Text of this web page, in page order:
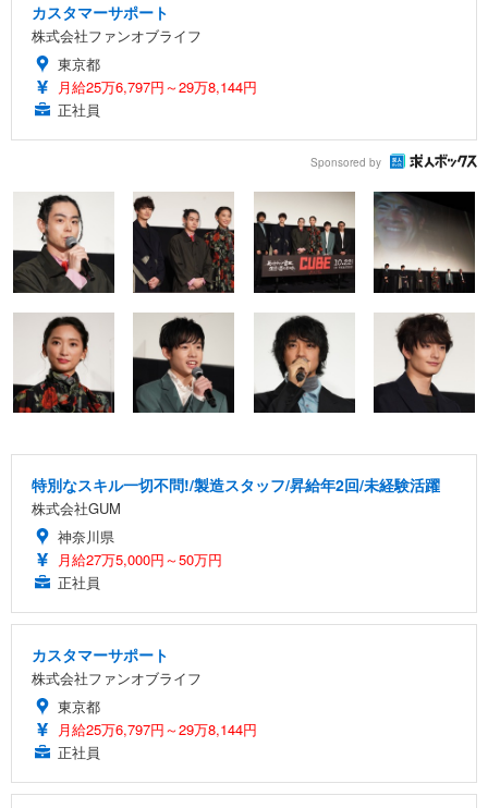
カスタマーサポート
株式会社ファンオブライフ
東京都
月給25万6,797円～29万8,144円
正社員
Sponsored by
特別なスキル一切不問!/製造スタッフ/昇給年2回/未経験活躍
株式会社GUM
神奈川県
月給27万5,000円～50万円
正社員
カスタマーサポート
株式会社ファンオブライフ
東京都
月給25万6,797円～29万8,144円
正社員